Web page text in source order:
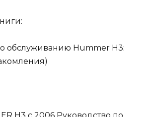
обслуживанию Hummer H3: